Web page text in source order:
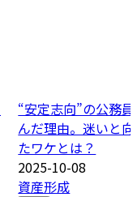
“安定志向”の公務
んだ理由。迷いと
たワケとは？
2025-10-08
資産形成